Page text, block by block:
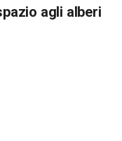
agli alberi